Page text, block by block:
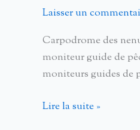
Laisser un
Carpodrome des
moniteur guide de
moniteurs guides de
Carpodrome
Lire la suite »